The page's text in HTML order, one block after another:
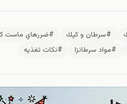
#سرطان و كپك
#ضررهاي ماست
#مواد سرطانزا #نكات تغذيه